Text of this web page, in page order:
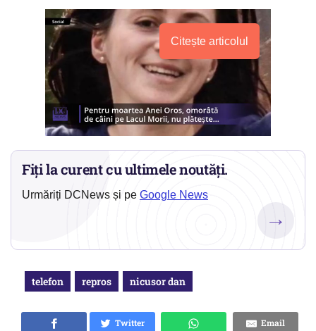
Citește articolul
Fiți la curent cu ultimele noutăți.
Urmăriți DCNews și pe Google News
→
telefon repros nicusor dan
Twitter
Email